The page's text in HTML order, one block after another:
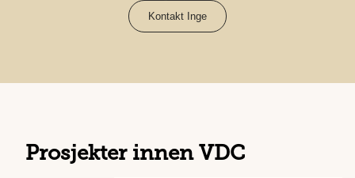
Kontakt Inge
Prosjekter innen VDC